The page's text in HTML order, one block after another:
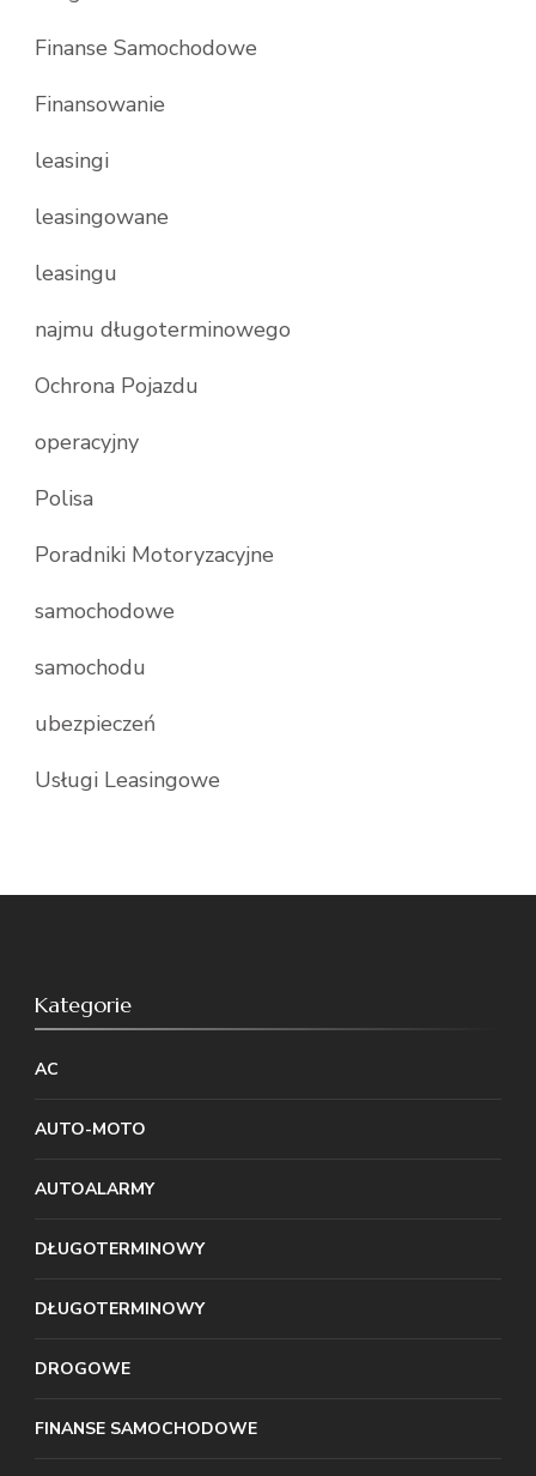
Finanse Samochodowe
Finansowanie
leasingi
leasingowane
leasingu
najmu długoterminowego
Ochrona Pojazdu
operacyjny
Polisa
Poradniki Motoryzacyjne
samochodowe
samochodu
ubezpieczeń
Usługi Leasingowe
Kategorie
AC
AUTO-MOTO
AUTOALARMY
DŁUGOTERMINOWY
DŁUGOTERMINOWY
DROGOWE
FINANSE SAMOCHODOWE